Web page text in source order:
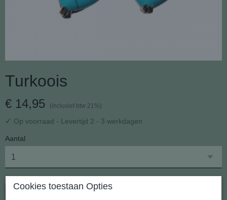
Turkoois
€ 14,95 (inclusief btw 21%)
✓ Op voorraad - Levertijd 2 - 3 werkdagen
Aantal
Cookies toestaan Opties